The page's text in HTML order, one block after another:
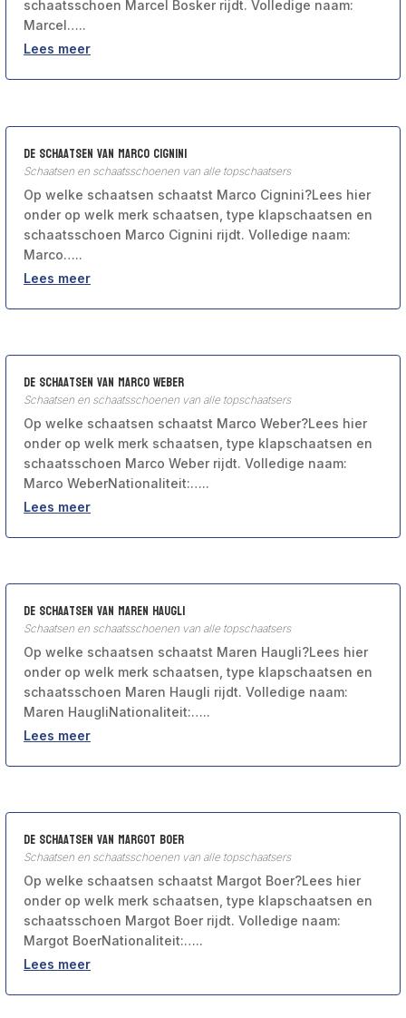
schaatsschoen Marcel Bosker rijdt. Volledige naam:
Marcel…..
Lees meer
De schaatsen van Marco Cignini
Schaatsen en schaatsschoenen van alle topschaatsers
Op welke schaatsen schaatst Marco Cignini?Lees hier
onder op welk merk schaatsen, type klapschaatsen en
schaatsschoen Marco Cignini rijdt. Volledige naam:
Marco…..
Lees meer
De schaatsen van Marco Weber
Schaatsen en schaatsschoenen van alle topschaatsers
Op welke schaatsen schaatst Marco Weber?Lees hier
onder op welk merk schaatsen, type klapschaatsen en
schaatsschoen Marco Weber rijdt. Volledige naam:
Marco WeberNationaliteit:…..
Lees meer
De schaatsen van Maren Haugli
Schaatsen en schaatsschoenen van alle topschaatsers
Op welke schaatsen schaatst Maren Haugli?Lees hier
onder op welk merk schaatsen, type klapschaatsen en
schaatsschoen Maren Haugli rijdt. Volledige naam:
Maren HaugliNationaliteit:…..
Lees meer
De schaatsen van Margot Boer
Schaatsen en schaatsschoenen van alle topschaatsers
Op welke schaatsen schaatst Margot Boer?Lees hier
onder op welk merk schaatsen, type klapschaatsen en
schaatsschoen Margot Boer rijdt. Volledige naam:
Margot BoerNationaliteit:…..
Lees meer